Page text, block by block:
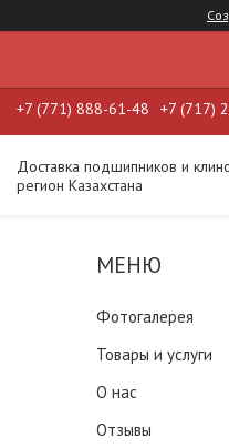
+7 (771) 888-61-48 +7 (717)
Доставка подшипников и
регион Казахстана
Фотогалерея
Товары и услуги
О нас
Отзывы